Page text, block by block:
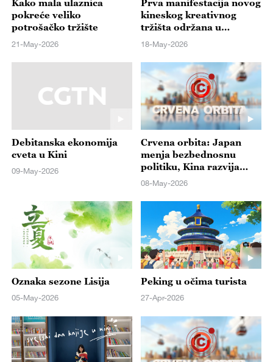
Kako mala ulaznica
pokreće veliko
potrošačko tržište
21-May-2026
Prva manifestacija novog
kineskog kreativnog
tržišta održana u
Pekingu
18-May-2026
Debitanska ekonomija
cveta u Kini
09-May-2026
Crvena orbita: Japan
menja bezbednosnu
politiku, Kina razvija
automobile budućnosti
08-May-2026
Oznaka sezone Lisija
05-May-2026
Peking u očima turista
27-Apr-2026